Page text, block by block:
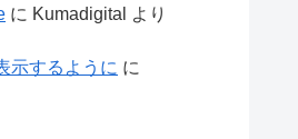
に Kumadigital より
示するように に